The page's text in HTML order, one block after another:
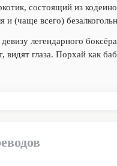
состоящий из
и (чаще всего)
девизу легендарного
видят глаза. Порхай как